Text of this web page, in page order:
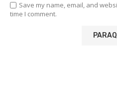
Save my name, email, and
time I comment.